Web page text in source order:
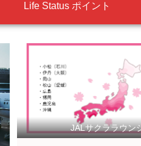
Life Status ポイント
JALサクララウン